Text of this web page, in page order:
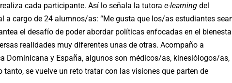
cada participante. Así lo señala la tutora e-learning del
a cargo de 24 alumnos/as: “Me gusta que los/as estudiantes
el desafío de poder abordar políticas enfocadas en el
realidades muy diferentes unas de otras. Acompaño a
Dominicana y España, algunos son médicos/as, kinesiólogos/as,
se vuelve un reto tratar con las visiones que parten de